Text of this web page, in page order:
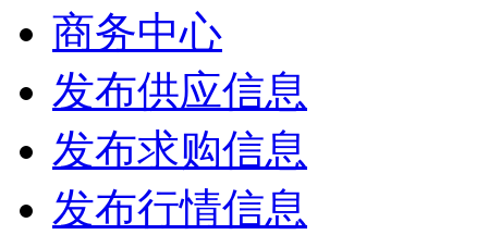
商务中心
发布供应信息
发布求购信息
发布行情信息